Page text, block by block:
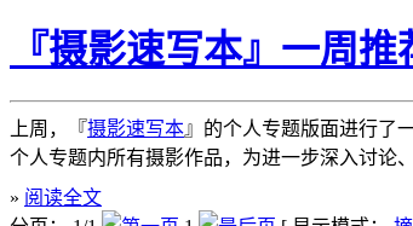
『摄影速写本』一周
上周，『摄影速写本』的个人专题版面进行了
个人专题内所有摄影作品，为进一步深入讨论
» 阅读全文